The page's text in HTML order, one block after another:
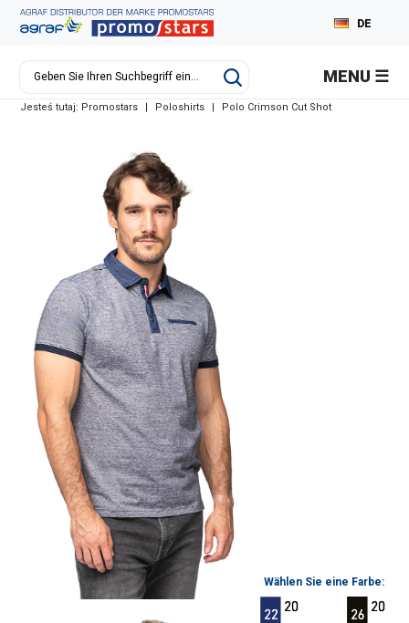
EN
DE
MENU
Jesteś tutaj: Promostars | Poloshirts | Polo Crimson Cut Shot
Wählen Sie eine Farbe: